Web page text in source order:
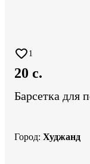
1
20 c.
Барсетка для
Город: Худжанд